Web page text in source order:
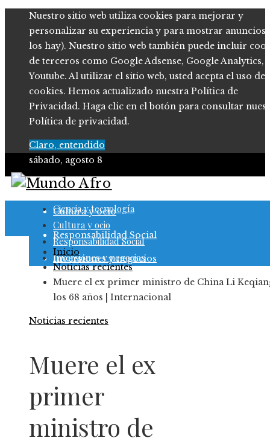
Nuestro sitio web utiliza cookies para mejorar y
personalizar su experiencia y para mostrar anuncios
los hay). Nuestro sitio web también puede incluir
de terceros como Google Adsense, Google Analytics,
Youtube. Al utilizar el sitio web, usted acepta el uso de
cookies. Hemos actualizado nuestra Política de
Privacidad. Haga clic en el botón para consultar
Política de privacidad.
Claro, entendido
sábado, agosto 8
Ciencia y tecnología
Cultura y ocio
Responsabilidad Social
Inversiones y negocios
Ciencia y tecnología
Cultura y ocio
Responsabilidad Social
Inversiones y negocios
Inicio
Noticias recientes
Muere el ex primer ministro de China Li
los 68 años | Internacional
Noticias recientes
Muere el ex
primer
ministro de